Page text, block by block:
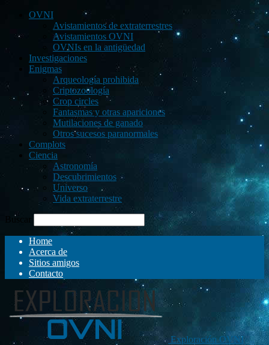
OVNI
Avistamientos de extraterrestres
Avistamientos OVNI
OVNIs en la antigüedad
Investigaciones
Enigmas
Arqueología prohibida
Criptozoología
Crop circles
Fantasmas y otras apariciones
Mutilaciones de ganado
Otros sucesos paranormales
Complots
Ciencia
Astronomía
Descubrimientos
Universo
Vida extraterrestre
Buscar
Home
Acerca de
Sitios amigos
Contacto
Exploración OVNI